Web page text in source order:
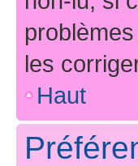
les
Haut